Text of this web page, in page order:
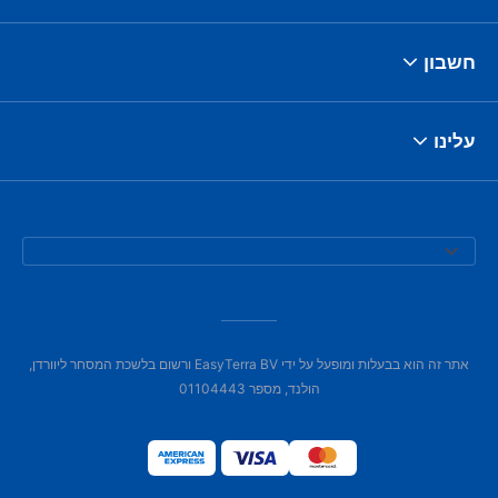
חשבון
עלינו
אתר זה הוא בבעלות ומופעל על ידי EasyTerra BV ורשום בלשכת המסחר ליוורדן,
הולנד, מספר 01104443